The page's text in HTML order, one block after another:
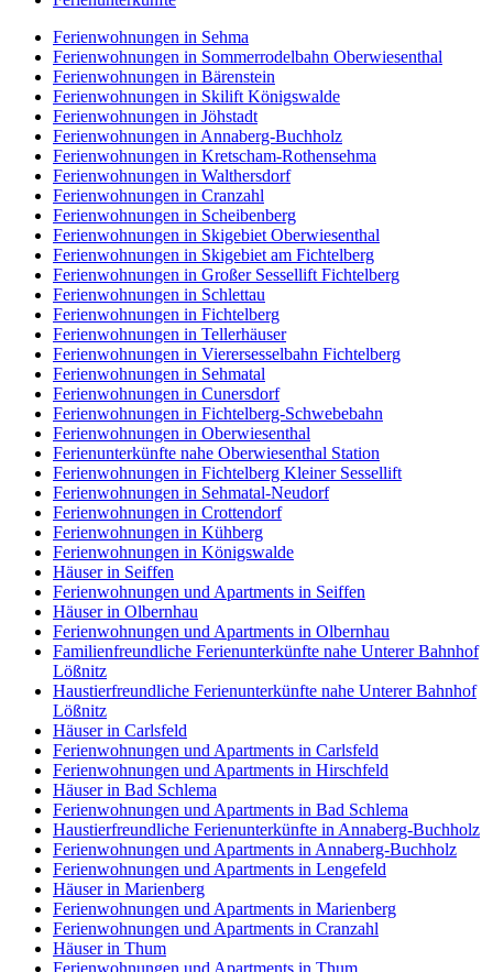
Ferienwohnungen in Sehma
Ferienwohnungen in Sommerrodelbahn Oberwiesenthal
Ferienwohnungen in Bärenstein
Ferienwohnungen in Skilift Königswalde
Ferienwohnungen in Jöhstadt
Ferienwohnungen in Annaberg-Buchholz
Ferienwohnungen in Kretscham-Rothensehma
Ferienwohnungen in Walthersdorf
Ferienwohnungen in Cranzahl
Ferienwohnungen in Scheibenberg
Ferienwohnungen in Skigebiet Oberwiesenthal
Ferienwohnungen in Skigebiet am Fichtelberg
Ferienwohnungen in Großer Sessellift Fichtelberg
Ferienwohnungen in Schlettau
Ferienwohnungen in Fichtelberg
Ferienwohnungen in Tellerhäuser
Ferienwohnungen in Vierersesselbahn Fichtelberg
Ferienwohnungen in Sehmatal
Ferienwohnungen in Cunersdorf
Ferienwohnungen in Fichtelberg-Schwebebahn
Ferienwohnungen in Oberwiesenthal
Ferienunterkünfte nahe Oberwiesenthal Station
Ferienwohnungen in Fichtelberg Kleiner Sessellift
Ferienwohnungen in Sehmatal-Neudorf
Ferienwohnungen in Crottendorf
Ferienwohnungen in Kühberg
Ferienwohnungen in Königswalde
Häuser in Seiffen
Ferienwohnungen und Apartments in Seiffen
Häuser in Olbernhau
Ferienwohnungen und Apartments in Olbernhau
Familienfreundliche Ferienunterkünfte nahe Unterer Bahnhof
Lößnitz
Haustierfreundliche Ferienunterkünfte nahe Unterer Bahnhof
Lößnitz
Häuser in Carlsfeld
Ferienwohnungen und Apartments in Carlsfeld
Ferienwohnungen und Apartments in Hirschfeld
Häuser in Bad Schlema
Ferienwohnungen und Apartments in Bad Schlema
Haustierfreundliche Ferienunterkünfte in Annaberg-Buchholz
Ferienwohnungen und Apartments in Annaberg-Buchholz
Ferienwohnungen und Apartments in Lengefeld
Häuser in Marienberg
Ferienwohnungen und Apartments in Marienberg
Ferienwohnungen und Apartments in Cranzahl
Häuser in Thum
Ferienwohnungen und Apartments in Thum